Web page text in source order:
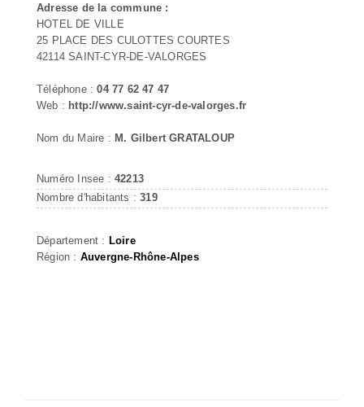
Adresse de la commune :
HOTEL DE VILLE
25 PLACE DES CULOTTES COURTES
42114 SAINT-CYR-DE-VALORGES
Téléphone :04 77 62 47 47
Web : http://www.saint-cyr-de-valorges.fr
Nom du Maire : M. Gilbert GRATALOUP
Numéro Insee : 42213
Nombre d'habitants :319
Département : Loire
Région : Auvergne-Rhône-Alpes